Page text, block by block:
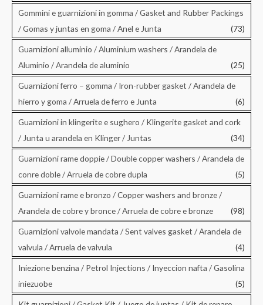
Gommini e guarnizioni in gomma / Gasket and Rubber Packings
/ Gomas y juntas en goma / Anel e Junta
(73)
Guarnizioni alluminio / Aluminium washers / Arandela de
Aluminio / Arandela de aluminio
(25)
Guarnizioni ferro – gomma / Iron-rubber gasket / Arandela de
hierro y goma / Arruela de ferro e Junta
(6)
Guarnizioni in klingerite e sughero / Klingerite gasket and cork
/ Junta u arandela en Klinger / Juntas
(34)
Guarnizioni rame doppie / Double copper washers / Arandela de
conre doble / Arruela de cobre dupla
(5)
Guarnizioni rame e bronzo / Copper washers and bronze /
Arandela de cobre y bronce / Arruela de cobre e bronze
(98)
Guarnizioni valvole mandata / Sent valves gasket / Arandela de
valvula / Arruela de valvula
(4)
Iniezione benzina / Petrol Injections / Inyeccion nafta / Gasolina
iniezuobe
(5)